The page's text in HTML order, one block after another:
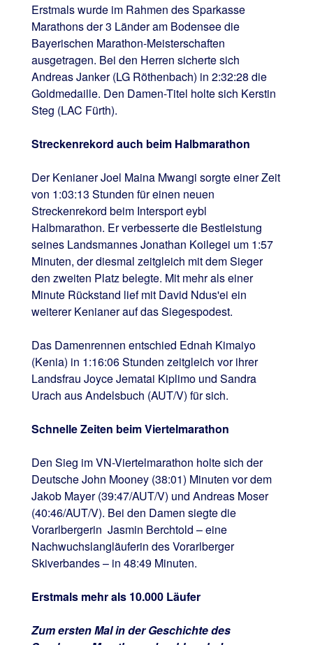
Erstmals wurde im Rahmen des Sparkasse
Marathons der 3 Länder am Bodensee die
Bayerischen Marathon-Meisterschaften
ausgetragen. Bei den Herren sicherte sich
Andreas Janker (LG Röthenbach) in 2:32:28 die
Goldmedaille. Den Damen-Titel holte sich Kerstin
Steg (LAC Fürth).
Streckenrekord auch beim Halbmarathon
Der Kenianer Joel Maina Mwangi sorgte einer Zeit
von 1:03:13 Stunden für einen neuen
Streckenrekord beim Intersport eybl
Halbmarathon. Er verbesserte die Bestleistung
seines Landsmannes Jonathan Koilegei um 1:57
Minuten, der diesmal zeitgleich mit dem Sieger
den zweiten Platz belegte. Mit mehr als einer
Minute Rückstand lief mit David Ndus'ei ein
weiterer Kenianer auf das Siegespodest.
Das Damenrennen entschied Ednah Kimaiyo
(Kenia) in 1:16:06 Stunden zeitgleich vor ihrer
Landsfrau Joyce Jematai Kiplimo und Sandra
Urach aus Andelsbuch (AUT/V) für sich.
Schnelle Zeiten beim Viertelmarathon
Den Sieg im VN-Viertelmarathon holte sich der
Deutsche John Mooney (38:01) Minuten vor dem
Jakob Mayer (39:47/AUT/V) und Andreas Moser
(40:46/AUT/V). Bei den Damen siegte die
Vorarlbergerin Jasmin Berchtold – eine
Nachwuchslangläuferin des Vorarlberger
Skiverbandes – in 48:49 Minuten.
Erstmals mehr als 10.000 Läufer
Zum ersten Mal in der Geschichte des